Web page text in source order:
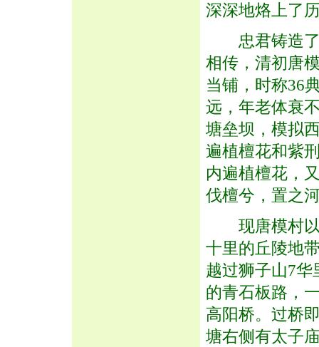
深深地烙上了
忠君铸造了
相传，清初唐
当铺，时称36
远，年老体衰
塘垒坝，模拟
遍植檀花和紫
内遍植檀花，
伐檀兮，置之
现唐模村以
十里的丘陵地
越过狮子山7
的青石板路，
高阳桥。过桥
塘右侧有太子